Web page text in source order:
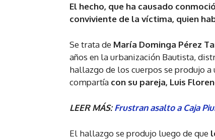
El hecho, que ha causado
conviviente de la víctima, quien
Se trata de María Dominga Pérez
años en la urbanización Bautista,
hallazgo de los cuerpos se produjo
compartía con su pareja, Luis
LEER MÁS:Frustran asalto a Caja
El hallazgo se produjo luego de que